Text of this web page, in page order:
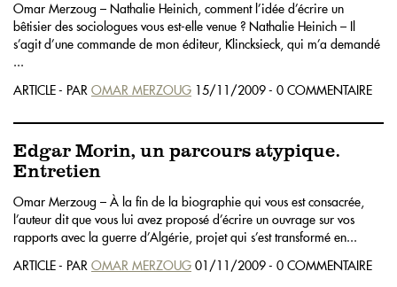
Omar Merzoug – Nathalie Heinich, comment l’idée d’écrire un
bêtisier des sociologues vous est-elle venue ? Nathalie Heinich – Il
s’agit d’une commande de mon éditeur, Klincksieck, qui m’a demandé
...
ARTICLE - PAR OMAR MERZOUG 15/11/2009 - 0 COMMENTAIRE
Edgar Morin, un parcours atypique.
Entretien
Omar Merzoug – À la fin de la biographie qui vous est consacrée,
l’auteur dit que vous lui avez proposé d’écrire un ouvrage sur vos
rapports avec la guerre d’Algérie, projet qui s’est transformé en...
ARTICLE - PAR OMAR MERZOUG 01/11/2009 - 0 COMMENTAIRE